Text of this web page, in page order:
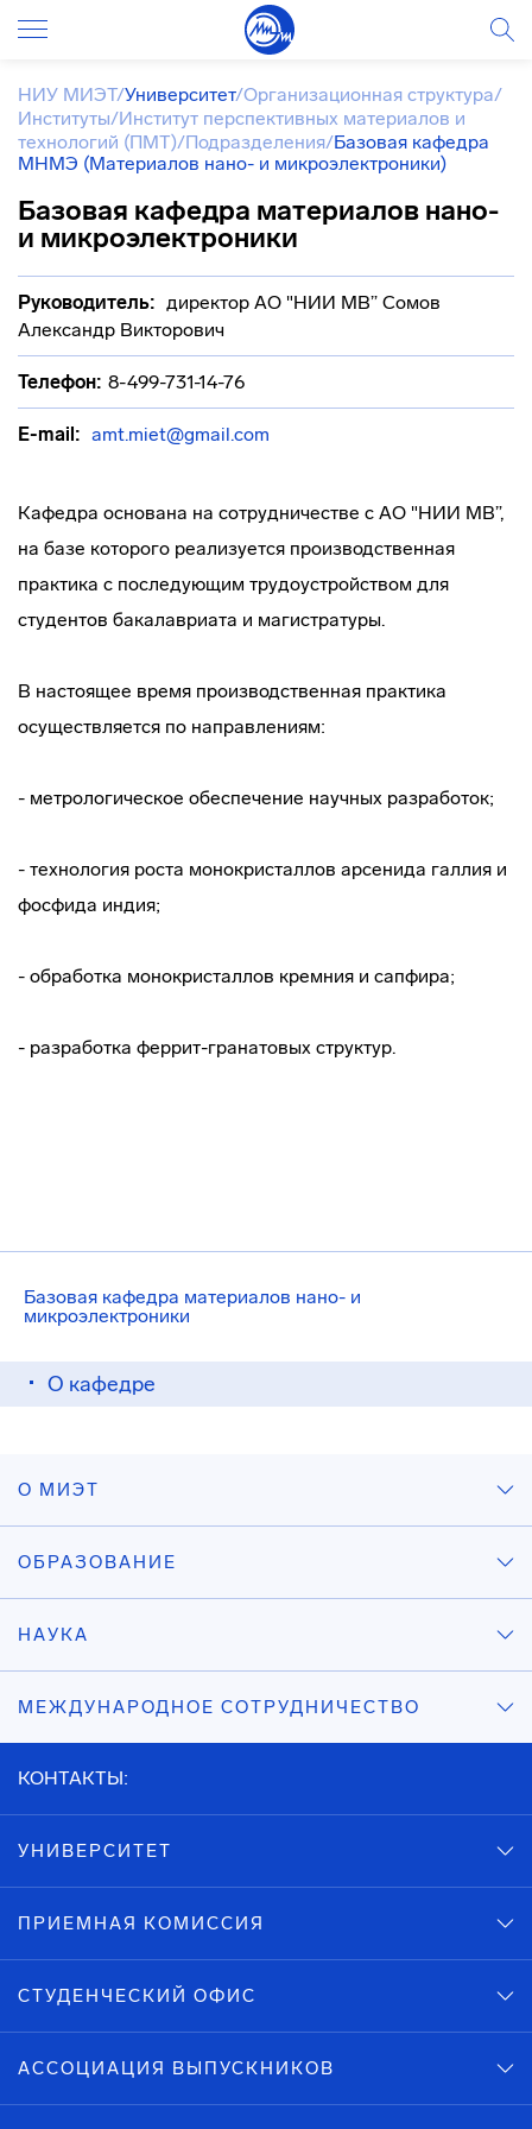
Базовая кафедра материалов нано- и
микроэлектроники
О кафедре
НИУ МИЭТ/Университет/Организационная структура/
Институты/Институт перспективных материалов и
технологий (ПМТ)/Подразделения/Базовая кафедра
МНМЭ (Материалов нано- и микроэлектроники)
Базовая кафедра материалов нано-
и микроэлектроники
Руководитель: директор АО "НИИ МВ” Сомов
Александр Викторович
Телефон: 8-499-731-14-76
E-mail: amt.miet@gmail.com
Кафедра основана на сотрудничестве с АО "НИИ МВ”,
на базе которого реализуется производственная
практика с последующим трудоустройством для
студентов бакалавриата и магистратуры.
В настоящее время производственная практика
осуществляется по направлениям:
- метрологическое обеспечение научных разработок;
- технология роста монокристаллов арсенида галлия и
фосфида индия;
- обработка монокристаллов кремния и сапфира;
- разработка феррит-гранатовых структур.
О МИЭТ
ОБРАЗОВАНИЕ
НАУКА
МЕЖДУНАРОДНОЕ СОТРУДНИЧЕСТВО
КОНТАКТЫ:
УНИВЕРСИТЕТ
ПРИЕМНАЯ КОМИССИЯ
СТУДЕНЧЕСКИЙ ОФИС
АССОЦИАЦИЯ ВЫПУСКНИКОВ